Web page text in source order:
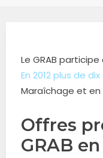
Le GRAB
En 2012 plus de
Maraîchage et
Offres
GRAB en